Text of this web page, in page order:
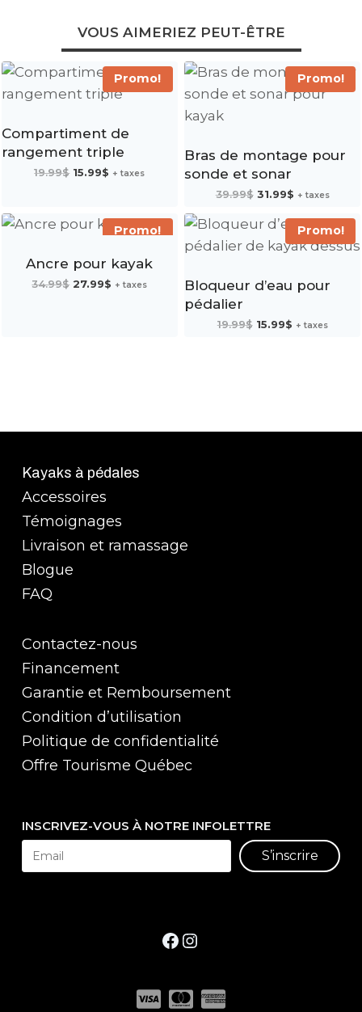
VOUS AIMERIEZ PEUT-ÊTRE
Promo!
Compartiment de
rangement triple
19.99$ Le
prix
15.99$ Le
prix
+ taxes
Promo!
Bras de montage pour
sonde et sonar
39.99$ Le
prix
était :
39.99$.
31.99$Le
prix
est :
31.99$.
+ taxes
Promo!
Ancre pour kayak
34.99$ Le
prix
27.99$ Le
prix
+ taxes
Promo!
Bloqueur d’eau pour
pédalier
19.99$ Le
prix
15.99$Le
prix
+ taxes
Kayaks à pédales
Accessoires
Témoignages
Livraison et ramassage
Blogue
FAQ
Contactez-nous
Financement
Garantie et Remboursement
Condition d’utilisation
Politique de confidentialité
Offre Tourisme Québec
INSCRIVEZ-VOUS À NOTRE INFOLETTRE
S’inscrire
Facebook
Instagram